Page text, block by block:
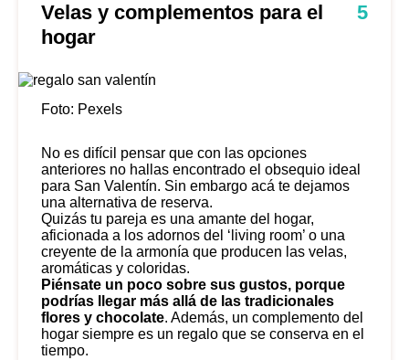
Velas y complementos para el
hogar
5
Foto: Pexels
No es difícil pensar que con las opciones
anteriores no hallas encontrado el obsequio ideal
para San Valentín. Sin embargo acá te dejamos
una alternativa de reserva.
Quizás tu pareja es una amante del hogar,
aficionada a los adornos del ‘living room’ o una
creyente de la armonía que producen las velas,
aromáticas y coloridas.
Piénsate un poco sobre sus gustos, porque
podrías llegar más allá de las tradicionales
flores y chocolate. Además, un complemento del
hogar siempre es un regalo que se conserva en el
tiempo.